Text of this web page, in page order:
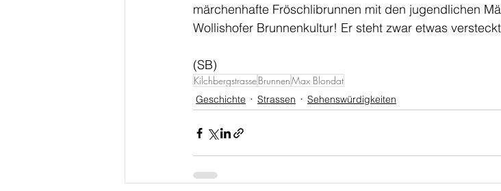
märchenhafte Fröschlibrunnen mit den jugendlichen
Wollishofer Brunnenkultur! Er steht zwar etwas
(SB)
KilchbergstrasseBrunnenMax Blondat
Geschichte Strassen Sehenswürdigkeiten